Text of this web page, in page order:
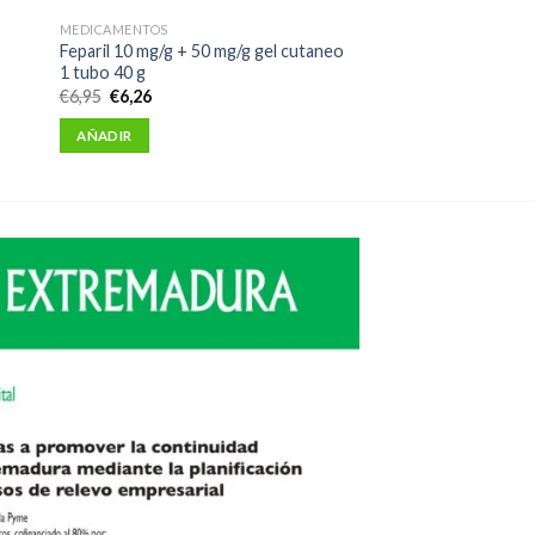
MEDICAMENTOS
Feparil 10 mg/g + 50 mg/g gel cutaneo
1 tubo 40 g
€6,95 El
precio
original
era:
€6,26El
AÑADIR